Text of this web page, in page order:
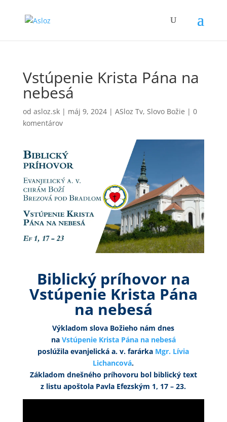
Vstúpenie Krista Pána na
nebesá
od asloz.sk| máj 9, 2024| ASloz Tv, Slovo Božie | 0
komentárov
Biblický príhovor na
Vstúpenie Krista Pána
na nebesá
Výkladom slova Božieho nám dnes
na Vstúpenie Krista Pána na nebesá
poslúžila evanjelická a. v. farárka Mgr. Lívia
Lichancová.
Základom dnešného príhovoru bol biblický text
z listu apoštola Pavla Efezským 1, 17 – 23.